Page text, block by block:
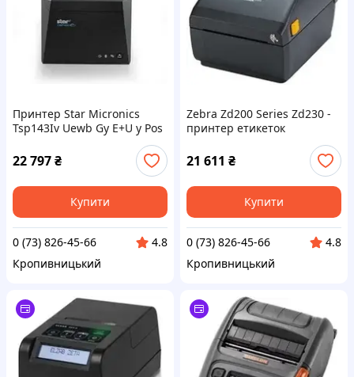
Принтер Star Micronics
Tsp143Iv Uewb Gy E+U y Pos
(DK_NR_IWA_SR39473890)
22 797₴
Купити
0 (73) 826-45-66
4.8
Кропивницький
Zebra Zd200 Series Zd230 -
принтер етикеток
(ZD2304231EC00EZ)
21 611 ₴
Купити
0 (73) 826-45-66
4.8
Кропивницький